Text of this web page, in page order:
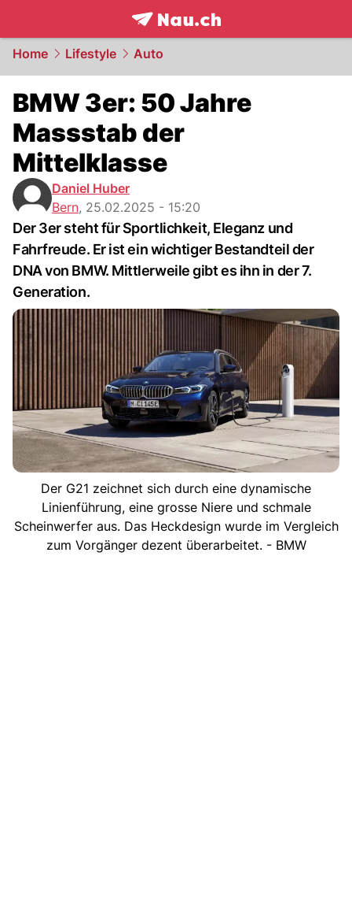
frontpage.NAU.ch
Home Lifestyle Auto
BMW 3er: 50 Jahre
Massstab der
Mittelklasse
Daniel Huber
Bern, 25.02.2025 - 15:20
Der 3er steht für Sportlichkeit, Eleganz und
Fahrfreude. Er ist ein wichtiger Bestandteil der
DNA von BMW. Mittlerweile gibt es ihn in der 7.
Generation.
Der G21 zeichnet sich durch eine dynamische
Linienführung, eine grosse Niere und schmale
Scheinwerfer aus. Das Heckdesign wurde im Vergleich
zum Vorgänger dezent überarbeitet. - BMW